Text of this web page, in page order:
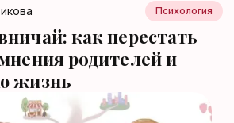
Психология
как перестать
родителей и
жизнь